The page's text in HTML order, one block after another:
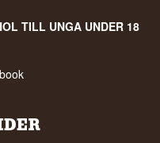
TILL UNGA UNDER 18